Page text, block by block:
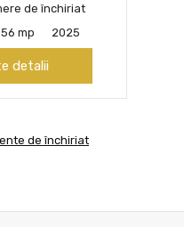
de închiriat
56 mp 2025
detalii
de închiriat